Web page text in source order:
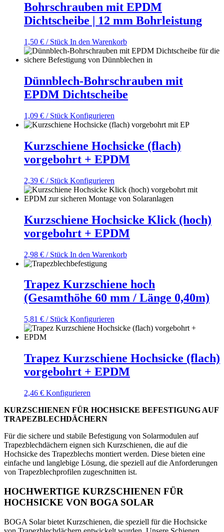
Bohrschrauben mit EPDM
Dichtscheibe | 12 mm Bohrleistung
1,50 € / Stück In den Warenkorb
Dünnblech-Bohrschrauben mit
EPDM Dichtscheibe
1,09 € / Stück Konfigurieren
Kurzschiene Hochsicke (flach)
vorgebohrt + EPDM
2,39 € / Stück Konfigurieren
Kurzschiene Hochsicke Klick (hoch)
vorgebohrt + EPDM
2,98 € / Stück In den Warenkorb
Trapez Kurzschiene hoch
(Gesamthöhe 60 mm / Länge 0,40m)
5,81 € / Stück Konfigurieren
Trapez Kurzschiene Hochsicke (flach)
vorgebohrt + EPDM
2,46 € Konfigurieren
KURZSCHIENEN FÜR HOCHSICKE BEFESTIGUNG AUF
TRAPEZBLECHDÄCHERN
Für die sichere und stabile Befestigung von Solarmodulen auf
Trapezblechdächern eignen sich Kurzschienen, die auf die
Hochsicke des Trapezblechs montiert werden. Diese bieten eine
einfache und langlebige Lösung, die speziell auf die Anforderungen
von Trapezblechprofilen zugeschnitten ist.
HOCHWERTIGE KURZSCHIENEN FÜR
HOCHSICKE VON BOGA SOLAR
BOGA Solar bietet Kurzschienen, die speziell für die Hochsicke